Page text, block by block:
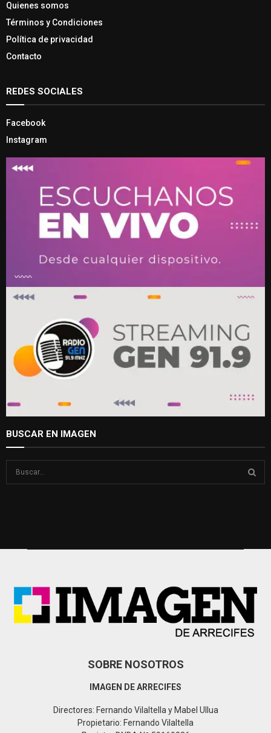
Quienes somos
Términos y Condiciones
Política de privacidad
Contacto
REDES SOCIALES
Facebook
Instagram
BUSCAR EN IMAGEN
SOBRE NOSOTROS
IMAGEN DE ARRECIFES
Directores: Fernando Vilaltella y Mabel Ullua
Propietario: Fernando Vilaltella